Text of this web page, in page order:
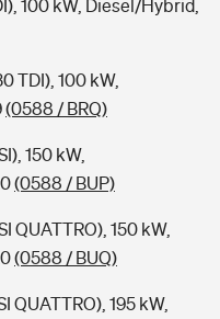
100 kW, Diesel/Hybrid,
TDI), 100 kW,
(0588 / BRQ)
150 kW,
(0588 / BUP)
QUATTRO), 150 kW,
(0588 / BUQ)
QUATTRO), 195 kW,